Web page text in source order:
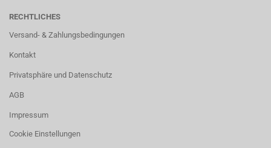
RECHTLICHES
Versand- & Zahlungsbedingungen
Kontakt
Privatsphäre und Datenschutz
AGB
Impressum
Cookie Einstellungen